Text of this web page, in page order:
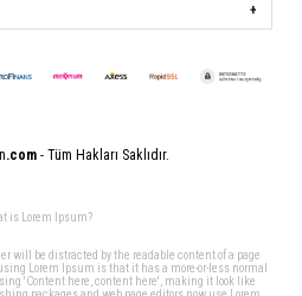
.com- Tüm Hakları Saklıdır.
is Lorem Ipsum?
will be distracted by the readable content of a page
Lorem Ipsum is that it has a more-or-less normal
'Content here, content here', making it look like